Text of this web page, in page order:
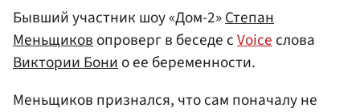
Бывший участник шоу «Дом-2»Степан
Меньщиковопроверг в беседе сVoiceслова
Виктории Бонио ее беременности.
Меньщиков признался, что сам поначалу не